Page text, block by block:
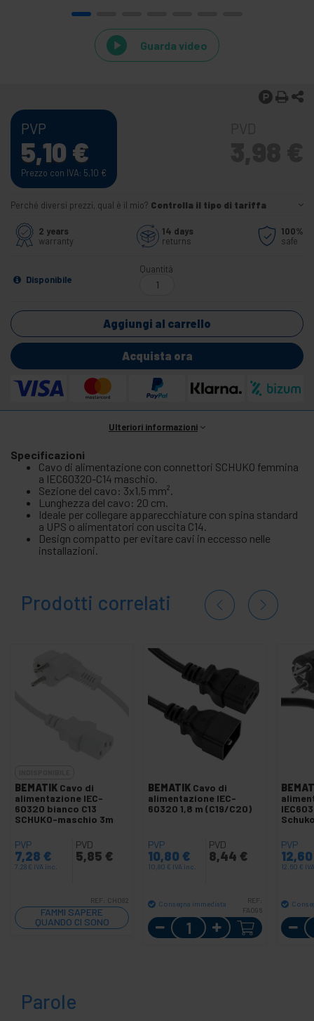
Guarda video
PVP
5,10 €
Prezzo con IVA: 5,10 €
Perché diversi prezzi, qual è il mio? Controlla il tipo di tariffa
2 years
warranty
14 days
returns
100%
safe
Disponibile
Quantità
Aggiungi al carrello
Acquista ora
Ulteriori informazioni
Specificazioni
Cavo di alimentazione con connettori SCHUKO femmina
a IEC60320-C14 maschio.
Sezione del cavo: 3x1,5 mm².
Lunghezza del cavo: 20 cm.
Ideale per collegare apparecchiature con spina standard
a UPS o alimentatori con uscita C14.
Design compatto per evitare cavi in eccesso nelle
installazioni.
Prodotti correlati
BEMATIK Cavo di
alimentazione IEC-
60320 bianco C13
SCHUKO-maschio 3m
PVP
7,28 €
7,28 € IVA inc.
PVD
5,85 €
REF: CH082
FAMMI SAPERE
QUANDO CI SONO
SCORTE
BEMATIK Cavo di
alimentazione IEC-
60320 1,8 m (C19/C20)
PVP
10,80 €
10,80 € IVA inc.
PVD
8,44 €
Consegna immediata
REF:
FA096
Quantità
PVP
12,60 €
Parole